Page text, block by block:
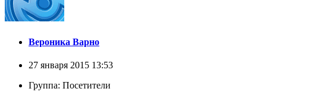
Вероника Варно
27 января 2015 13:53
Группа: Посетители